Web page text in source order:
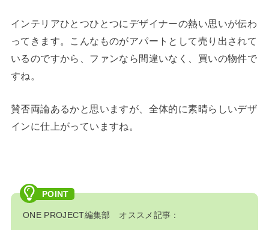
インテリアひとつひとつにデザイナーの熱い思いが伝わ
ってきます。こんなものがアパートとして売り出されて
いるのですから、ファンなら間違いなく、買いの物件で
すね。
賛否両論あるかと思いますが、全体的に素晴らしいデザ
インに仕上がっていますね。
ONE PROJECT編集部 オススメ記事：